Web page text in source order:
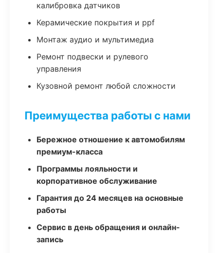
калибровка датчиков
Керамические покрытия и ppf
Монтаж аудио и мультимедиа
Ремонт подвески и рулевого
управления
Кузовной ремонт любой сложности
Преимущества работы с нами
Бережное отношение к автомобилям
премиум-класса
Программы лояльности и
корпоративное обслуживание
Гарантия до 24 месяцев на основные
работы
Сервис в день обращения и онлайн-
запись